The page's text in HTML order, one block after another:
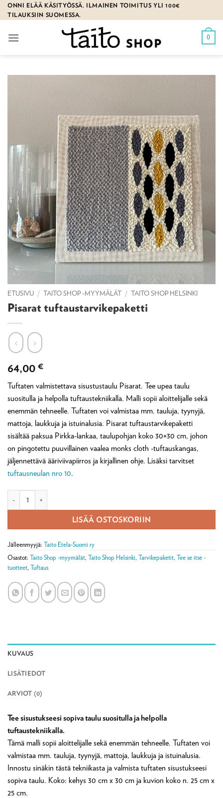
Skip
to
ONNI ELÄÄ KÄSITYÖSSÄ. ILMAINEN TOIMITUS YLI 100€
TILAUKSIIN SUOMESSA.
0
ETUSIVU / TAITO SHOP -MYYMÄLÄT / TAITO SHOP HELSINKI
Pisarat tuftaustarvikepaketti
64,00 €
Tuftaten valmistettava sisustustaulu Pisarat. Tee upea taulu
suositulla ja helpolla tuftaustekniikalla. Malli sopii aloittelijalle sekä
enemmän tehneelle. Tuftaten voi valmistaa mm. tauluja, tyynyjä,
mattoja, laukkuja ja istuinalusia. Pisarat tuftaustarvikepaketti
sisältää paksua Pirkka-lankaa, taulupohjan koko 30×30 cm, johon
on pingotettu puuvillainen vaalea monks cloth -tuftauskangas,
jäljennettävä ääriviivapiirros ja kirjallinen ohje. Lisäksi tarvitset
tuftausneulan nro 10.
LISÄÄ OSTOSKORIIN
Jälleenmyyjä: Taito Etela-Suomi ry
Osastot: Taito Shop -myymälät, Taito Shop Helsinki, Tarvikepaketit, Tee se itse -
tuotteet, Tuftaus
KUVAUS
LISÄTIEDOT
ARVIOT (0)
Tee sisustukseesi sopiva taulu suositulla ja helpolla
tuftaustekniikalla.
Tämä malli sopii aloittelijalle sekä enemmän tehneelle. Tuftaten voi
valmistaa mm. tauluja, tyynyjä, mattoja, laukkuja ja istuinalusia.
Innostu sinäkin tästä tekniikasta ja valmista tuftaten sisustukseesi
sopiva taulu. Koko: kehys 30 cm x 30 cm ja kuvion koko n. 25 cm x
25 cm.